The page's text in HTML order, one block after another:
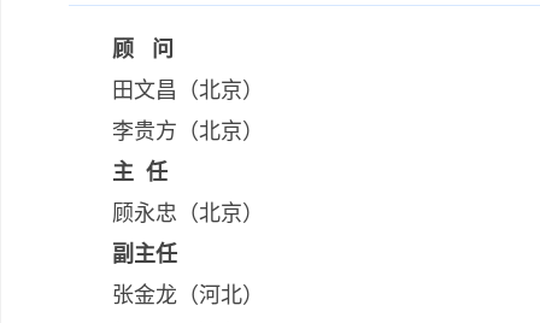
顾 问
田文昌（北京）
李贵方（北京）
主 任
顾永忠（北京）
副主任
张金龙（河北）